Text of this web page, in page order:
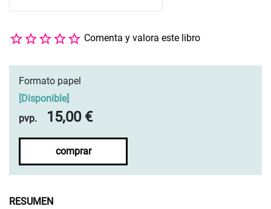
Comenta y valora este libro
Formato papel
[Disponible]
pvp.
15,00 €
comprar
RESUMEN